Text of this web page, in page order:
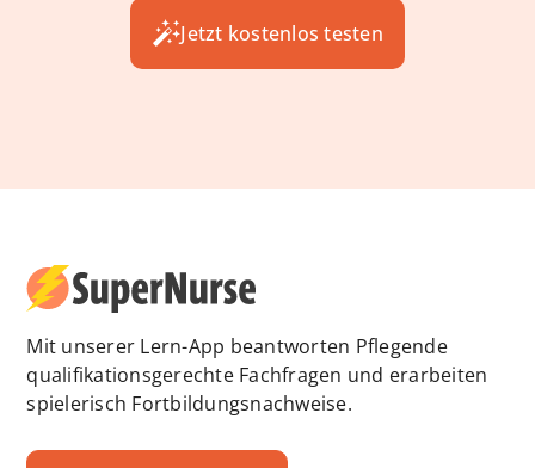
Jetzt kostenlos testen
Mit unserer Lern-App beantworten Pflegende
qualifikationsgerechte Fachfragen und erarbeiten
spielerisch Fortbildungsnachweise.